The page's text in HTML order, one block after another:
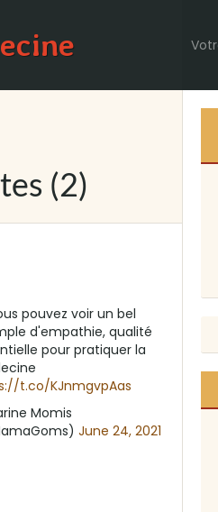
(2)
pouvez voir un bel
d'empathie, qualité
pour pratiquer la
t.co/KJnmgvpAas
Momis
June 24, 2021